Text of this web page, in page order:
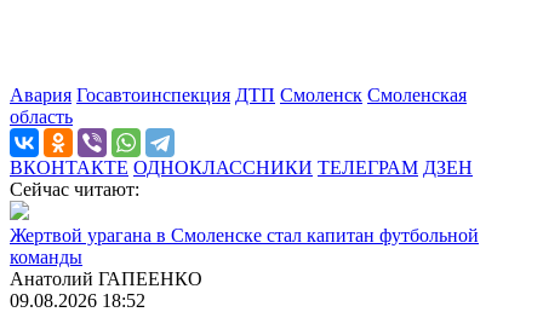
Авария Госавтоинспекция ДТП Смоленск Смоленская
область
ВКОНТАКТЕ ОДНОКЛАССНИКИ ТЕЛЕГРАМ ДЗЕН
Сейчас читают:
Жертвой урагана в Смоленске стал капитан футбольной
команды
Анатолий ГАПЕЕНКО
09.08.2026 18:52